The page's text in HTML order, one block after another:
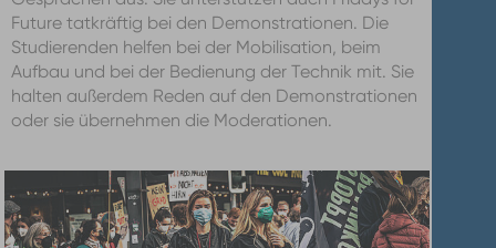
Future tatkräftig bei den Demonstrationen. Die
Studierenden helfen bei der Mobilisation, beim
Aufbau und bei der Bedienung der Technik mit. Sie
halten außerdem Reden auf den Demonstrationen
oder sie übernehmen die Moderationen.